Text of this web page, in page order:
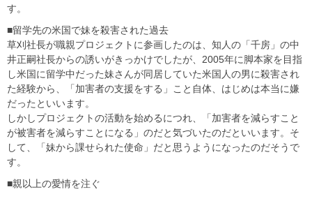
す。
■留学先の米国で妹を殺害された過去
草刈社長が職親プロジェクトに参画したのは、知人の「千房」の中
井正嗣社長からの誘いがきっかけでしたが、2005年に脚本家を目指
し米国に留学中だった妹さんが同居していた米国人の男に殺害され
た経験から、「加害者の支援をする」こと自体、はじめは本当に嫌
だったといいます。
しかしプロジェクトの活動を始めるにつれ、「加害者を減らすこと
が被害者を減らすことになる」のだと気づいたのだといいます。そ
して、「妹から課せられた使命」だと思うようになったのだそうで
す。
■親以上の愛情を注ぐ